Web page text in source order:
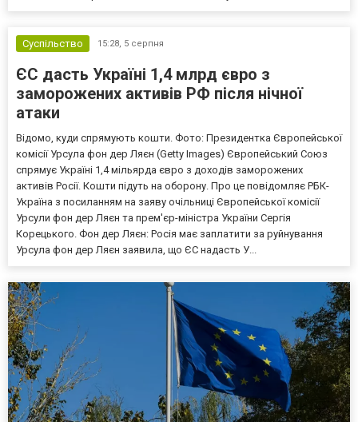
Суспільство 15:28, 5 серпня
ЄС дасть Україні 1,4 млрд євро з
заморожених активів РФ після нічної
атаки
Відомо, куди спрямують кошти. Фото: Президентка Європейської
комісії Урсула фон дер Ляєн (Getty Images) Європейський Союз
спрямує Україні 1,4 мільярда євро з доходів заморожених
активів Росії. Кошти підуть на оборону. Про це повідомляє РБК-
Україна з посиланням на заяву очільниці Європейської комісії
Урсули фон дер Ляєн та прем'єр-міністра України Сергія
Корецького. Фон дер Ляєн: Росія має заплатити за руйнування
Урсула фон дер Ляєн заявила, що ЄС надасть У...